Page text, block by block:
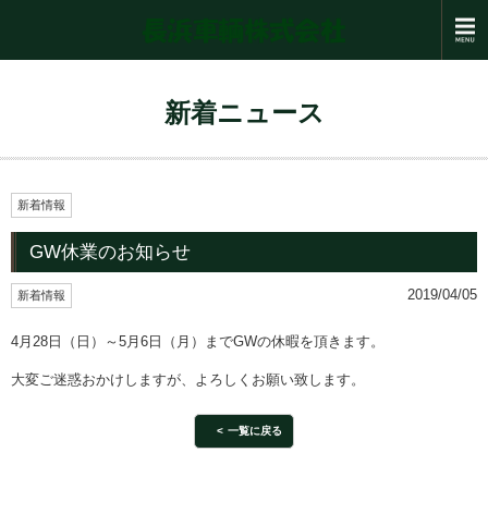
新着ニュース
新着情報
GW休業のお知らせ
新着情報 2019/04/05
4月28日（日）～5月6日（月）までGWの休暇を頂きます。
大変ご迷惑おかけしますが、よろしくお願い致します。
一覧に戻る